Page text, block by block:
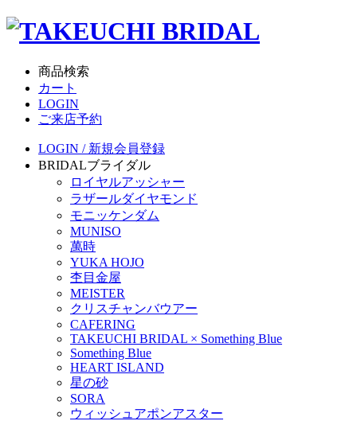
商品検索
カート
LOGIN
ご来店予約
LOGIN / 新規会員登録
BRIDALブライダル
ロイヤルアッシャー
ラザールダイヤモンド
モニッケンダム
MUNISO
萬時
YUKA HOJO
杢目金屋
MEISTER
クリスチャンバウアー
CAFERING
TAKEUCHI BRIDAL × Something Blue
Something Blue
HEART ISLAND
星の砂
SORA
ウィッシュアポンアスター